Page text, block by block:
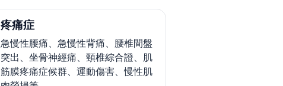
疼痛症
急慢性腰痛、急慢性背痛、腰椎間盤
突出、坐骨神經痛、頸椎綜合證、肌
筋膜疼痛症候群、運動傷害、慢性肌